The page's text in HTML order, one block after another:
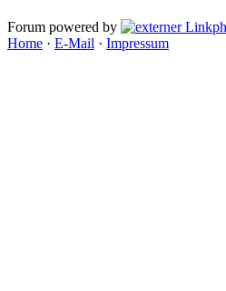
Forum powered by
Home · E-Mail · Impressum